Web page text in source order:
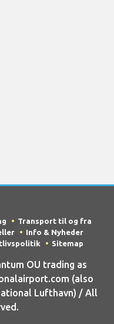
Transport til og fra
Info & Nyheder
Sitemap
OU trading as
(also
Lufthavn) / All